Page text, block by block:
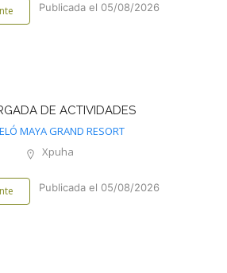
Publicada el 05/08/2026
DE ACTIVIDADES
MAYA GRAND RESORT
Xpuha
Publicada el 05/08/2026